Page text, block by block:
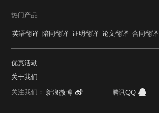
热门产品
英语翻译 陪同翻译 证明翻译 论文翻译 合同翻译
优惠活动
关于我们
关注我们： 新浪微博 腾讯QQ